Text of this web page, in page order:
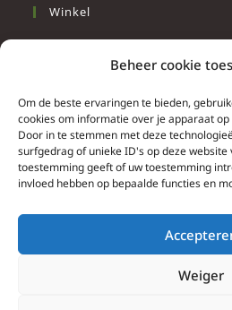
Beheer cookie
Om de beste ervaringen te bieden,
cookies om informatie over je apparaat
Door in te stemmen met deze
surfgedrag of unieke ID's op deze website
toestemming geeft of uw toestemming
invloed hebben op bepaalde functies en
Weiger
Winkel
Wonen
Info
Contacteer ons